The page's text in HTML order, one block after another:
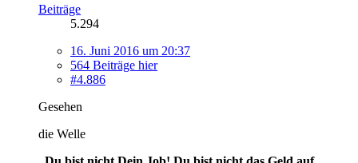
Beiträge
5.294
16. Juni 2016 um 20:37
564 Beiträge hier
#4.886
Gesehen
die Welle